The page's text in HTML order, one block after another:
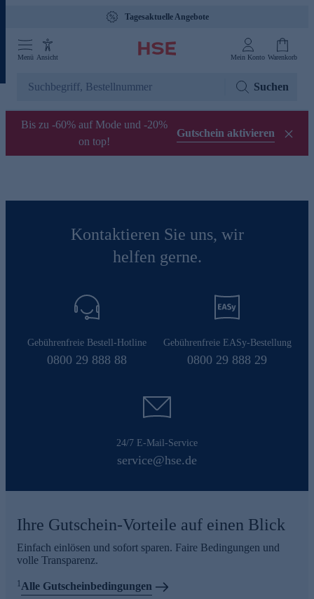
Tagesaktuelle Angebote
Menü Ansicht Mein Konto Warenkorb
Suchen
Bis zu -60% auf Mode und -20%
on top!
Gutschein aktivieren
Kontaktieren Sie uns, wir
helfen gerne.
Gebührenfreie Bestell-Hotline
0800 29 888 88
Gebührenfreie EASy-Bestellung
0800 29 888 29
24/7 E-Mail-Service
service@hse.de
Ihre Gutschein-Vorteile auf einen Blick
Einfach einlösen und sofort sparen. Faire Bedingungen und
volle Transparenz.
1Alle Gutscheinbedingungen